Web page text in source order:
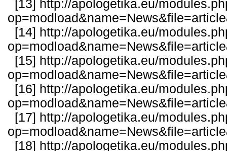
[13] http://apologetika.eu/
[14] http://apologetika.eu/
[15] http://apologetika.eu/
[16] http://apologetika.eu/
[17] http://apologetika.eu/
[18] http://apologetika.eu/